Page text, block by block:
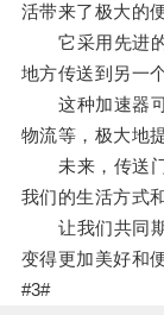
活带来了极大的
它采用先进的
地方传送到另一
这种加速器可
物流等，极大地
未来，传送门
我们的生活方式
让我们共同期
变得更加美好和
#3#